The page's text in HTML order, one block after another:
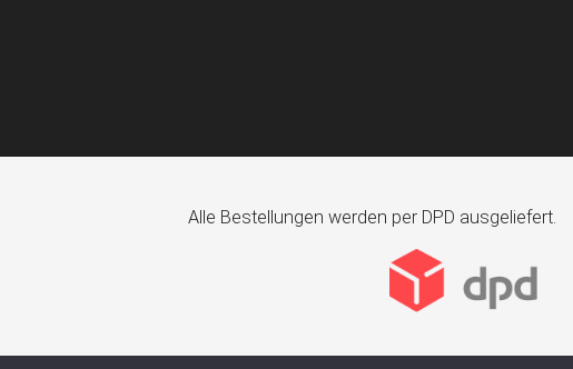
Alle Bestellungen werden per DPD ausgeliefert.